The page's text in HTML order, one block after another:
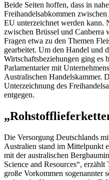
Beide Seiten hoffen, dass in
Freihandelsabkommen
EU unterzeichnet werden kann.
zwischen Brüssel und Canberra
Fragen etwa zu den Themen
gearbeitet. Um den Handel und
Wirtschaftsbeziehungen ging es
Parlamentarier mit
Australischen Handelskammer.
Unterzeichnung des
entgegen.
Die Versorgung Deutschlands
Australien stand im Mittelpunkt
mit der australischen
Science and Resources“, erzählt
große Vorkommen sogenannter